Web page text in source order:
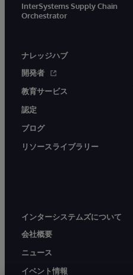
InterSystems Supply Chain
Orchestrator
ナレッジハブ
開発者
教育サービス
認定
ブログ
リソースライブラリー
インターシステムズについて
会社概要
ニュース
イベント情報